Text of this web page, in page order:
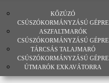
KŐZÚZÓ
CSÚSZÓKORMÁNYZÁSÚ GÉPRE
ASZFALTMARÓK
CSÚSZÓKORMÁNYZÁSÚ GÉPRE
TÁRCSÁS TALAJMARÓ
CSÚSZÓKORMÁNYZÁSÚ GÉPRE
ÚTMARÓK EXKAVÁTORRA